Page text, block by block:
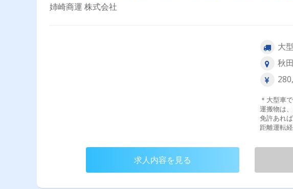
姉崎商運 株式会社
大
秋
＊大型車
運搬物は
免許あれば尚可
距離運転経
求人内容を見る